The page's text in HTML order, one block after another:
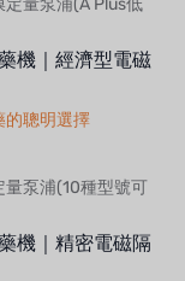
機｜經濟型電磁
的聰明選擇
泵浦(10種型號可
機｜精密電磁隔